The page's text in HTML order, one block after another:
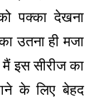
पक्का देखना
उतना ही मजा
इस सीरीज का
के लिए बेहद